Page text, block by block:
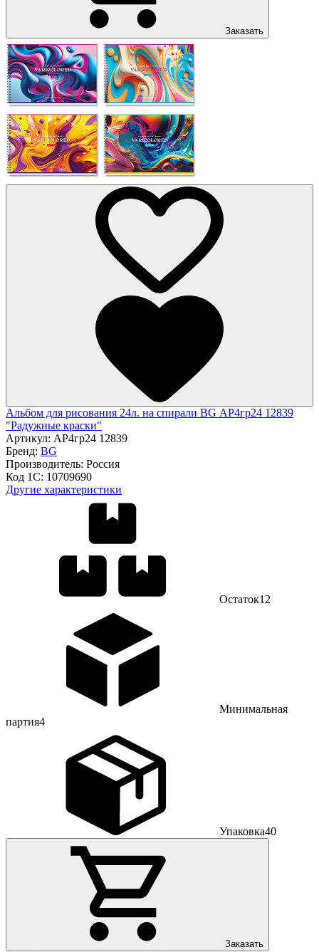
Заказать
Альбом для рисования 24л. на спирали BG АР4гр24 12839
"Радужные краски"
Артикул: АР4гр24 12839
Бренд: BG
Производитель: Россия
Код 1С: 10709690
Другие характеристики
Остаток12
Минимальная
партия4
Упаковка40
Заказать